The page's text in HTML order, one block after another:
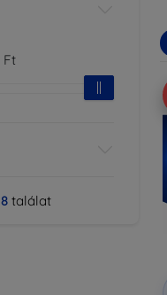
Ft
8találat